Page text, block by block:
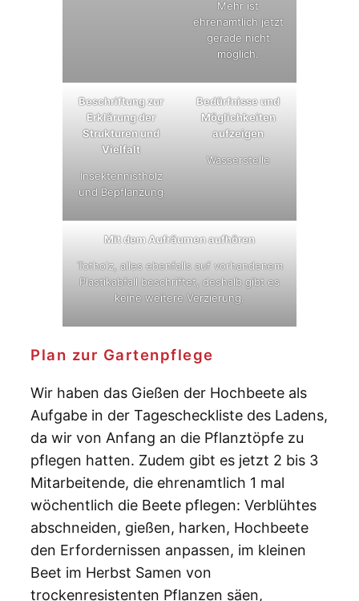
Mehr ist
ehrenamtlich jetzt
gerade nicht
möglich.
Beschriftung zur
Erklärung der
Strukturen und
Vielfalt
Insektennistholz
und Bepflanzung
Bedürfnisse und
Möglichkeiten
aufzeigen
Wasserstelle
Mit dem Aufräumen aufhören
Totholz, alles ebenfalls auf vorhandenem
Plastikabfall beschriftet, deshalb gibt es
keine weitere Verzierung.
Plan zur Gartenpflege
Wir haben das Gießen der Hochbeete als
Aufgabe in der Tagescheckliste des Ladens,
da wir von Anfang an die Pflanztöpfe zu
pflegen hatten. Zudem gibt es jetzt 2 bis 3
Mitarbeitende, die ehrenamtlich 1 mal
wöchentlich die Beete pflegen: Verblühtes
abschneiden, gießen, harken, Hochbeete
den Erfordernissen anpassen, im kleinen
Beet im Herbst Samen von
trockenresistenten Pflanzen säen,